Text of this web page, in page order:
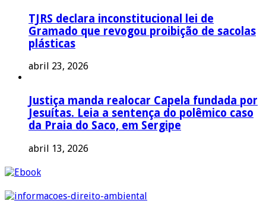
TJRS declara inconstitucional lei de
Gramado que revogou proibição de sacolas
plásticas
abril 23, 2026
Justiça manda realocar Capela fundada por
Jesuítas. Leia a sentença do polêmico caso
da Praia do Saco, em Sergipe
abril 13, 2026